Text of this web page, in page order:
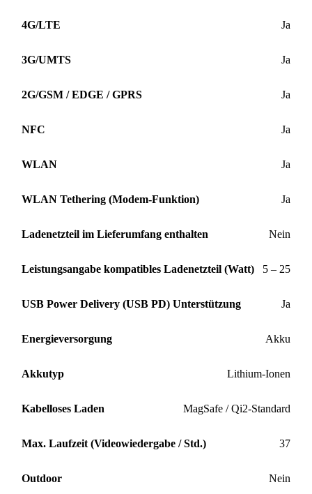
4G/LTE Ja
3G/UMTS Ja
2G/GSM / EDGE / GPRS Ja
NFC Ja
WLAN Ja
WLAN Tethering (Modem-Funktion) Ja
Ladenetzteil im Lieferumfang enthalten Nein
Leistungsangabe kompatibles Ladenetzteil (Watt) 5 – 25
USB Power Delivery (USB PD) Unterstützung Ja
Energieversorgung Akku
Akkutyp Lithium-Ionen
Kabelloses Laden MagSafe / Qi2-Standard
Max. Laufzeit (Videowiedergabe / Std.) 37
Outdoor Nein